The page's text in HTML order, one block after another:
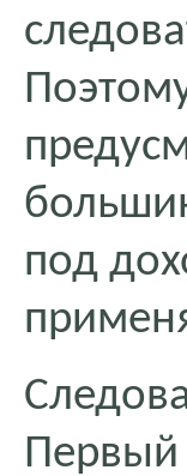
под
Первый